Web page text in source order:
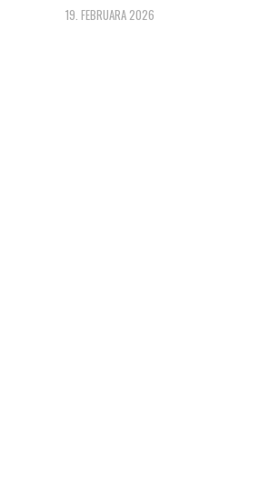
19. FEBRUARA 2026